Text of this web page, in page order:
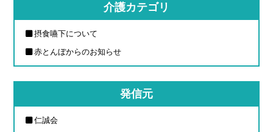
介護カテゴリ
摂食嚥下について
赤とんぼからのお知らせ
発信元
仁誠会